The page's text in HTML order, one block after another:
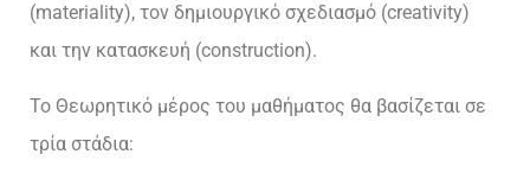
(materiality), τον δημιουργικό σχεδιασμό (creativity)
και την κατασκευή (construction).
Το Θεωρητικό μέρος του μαθήματος θα βασίζεται σε
τρία στάδια: